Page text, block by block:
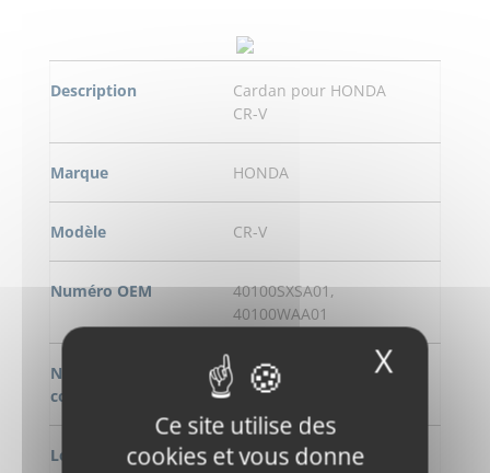
Ce site utilise des
cookies et vous donne
X
Description
Cardan pour HONDA
CR-V
Marque HONDA
Modèle CR-V
Numéro OEM
40100SXSA01,
40100WAA01
Numero de
commande
W70840
Longeur 2063 mm